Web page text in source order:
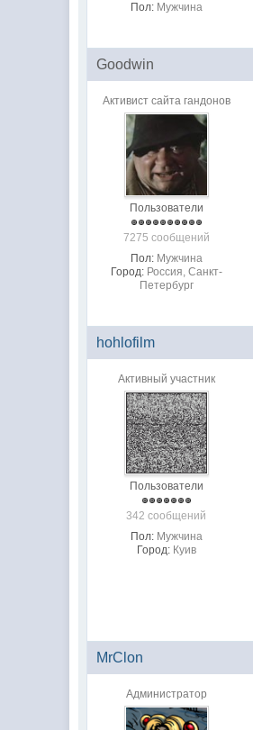
Пол: Мужчина
Goodwin
Активист сайта гандонов
Пользователи
7275 сообщений
Пол: Мужчина
Город: Россия, Санкт-
Петербург
hohlofilm
Активный участник
Пользователи
342 сообщений
Пол: Мужчина
Город: Куив
MrClon
Администратор